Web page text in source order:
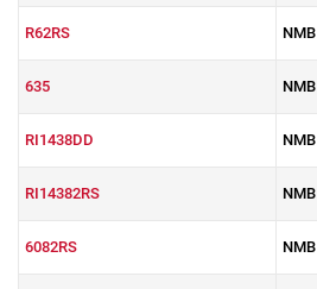
R62RS NMB
635 NMB
RI1438DD NMB
RI14382RS NMB
6082RS NMB